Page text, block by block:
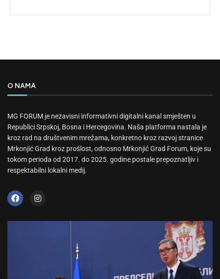
O NAMA
MG FORUM je nezavisni informativni digitalni kanal smješten u
Republici Srpskoj, Bosna i Hercegovina. Naša platforma nastala je
kroz rad na društvenim mrežama, konkretno kroz razvoj stranice
Mrkonjić Grad kroz prošlost, odnosno Mrkonjić Grad Forum, koje su
tokom perioda od 2017. do 2025. godine postale prepoznatljiv i
respektabilni lokalni medij.